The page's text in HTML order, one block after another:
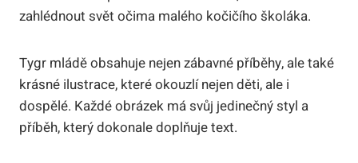
zahlédnout svět očima malého kočičího školáka.
Tygr mládě obsahuje nejen zábavné příběhy, ale také
krásné ilustrace, které okouzlí nejen děti, ale i
dospělé. Každé obrázek má svůj jedinečný styl a
příběh, který dokonale doplňuje text.